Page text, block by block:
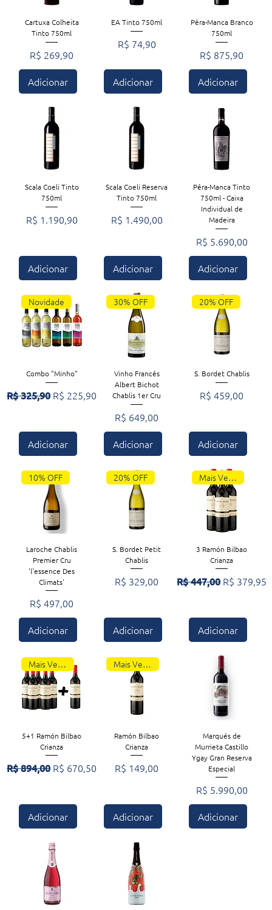
Cartuxa Colheita
Tinto 750ml
Preço
R$ 269,90
Adicionar
EA Tinto 750ml
Preço
R$ 74,90
Adicionar
Pêra-Manca Branco
750ml
Preço
R$ 875,90
Adicionar
Scala Coeli Tinto
750ml
Preço
R$ 1.190,90
Adicionar
Scala Coeli Reserva
Tinto 750ml
Preço
R$ 1.490,00
Adicionar
Pêra-Manca Tinto
750ml - Caixa
Individual de
Madeira
Preço
R$ 5.690,00
Adicionar
Novidade
Combo "Minho"
Preço normal
R$ 325,90 Preço promocional
R$ 225,90
Adicionar
30% OFF
Vinho Francês
Albert Bichot
Chablis 1er Cru
Preço
R$ 649,00
Adicionar
20% OFF
S. Bordet Chablis
Preço
R$ 459,00
Adicionar
10% OFF
Laroche Chablis
Premier Cru
'l'essence Des
Climats'
Preço
R$ 497,00
Adicionar
20% OFF
S. Bordet Petit
Chablis
Preço
R$ 329,00
Adicionar
Mais Vendidos
3 Ramón Bilbao
Crianza
Preço normal
R$ 447,00 Preço
R$ 379,95
Adicionar
Mais Vendidos
5+1 Ramón Bilbao
Crianza
Preço normal
R$ 894,00 Preço promocional
R$ 670,50
Adicionar
Mais Vendidos
Ramón Bilbao
Crianza
Preço
R$ 149,00
Adicionar
Marqués de
Murrieta Castillo
Ygay Gran Reserva
Especial
Preço
R$ 5.990,00
Adicionar